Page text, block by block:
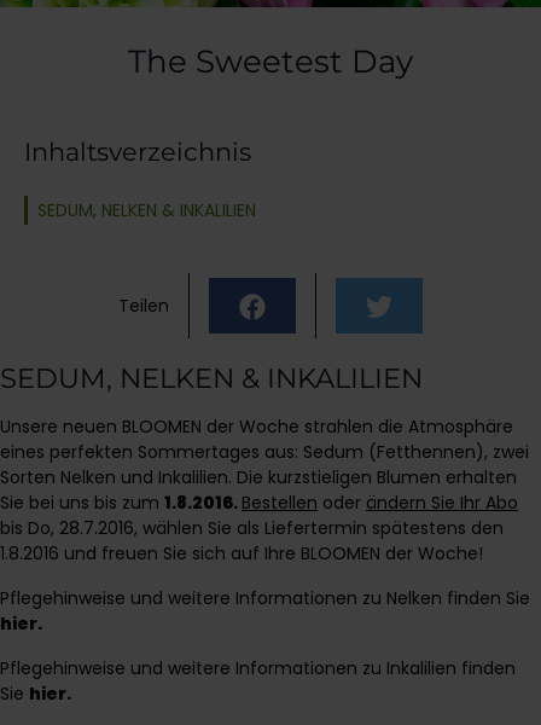
The Sweetest Day
Inhaltsverzeichnis
SEDUM, NELKEN & INKALILIEN
Teilen
SEDUM, NELKEN & INKALILIEN
Unsere neuen BLOOMEN der Woche strahlen die Atmosphäre
eines perfekten Sommertages aus: Sedum (Fetthennen), zwei
Sorten Nelken und Inkalilien. Die kurzstieligen Blumen erhalten
Sie bei uns bis zum 1.8.2016. Bestellen oder ändern Sie Ihr Abo
bis Do, 28.7.2016, wählen Sie als Liefertermin spätestens den
1.8.2016 und freuen Sie sich auf Ihre BLOOMEN der Woche!
Pflegehinweise und weitere Informationen zu Nelken finden Sie
hier.
Pflegehinweise und weitere Informationen zu Inkalilien finden
Sie hier.